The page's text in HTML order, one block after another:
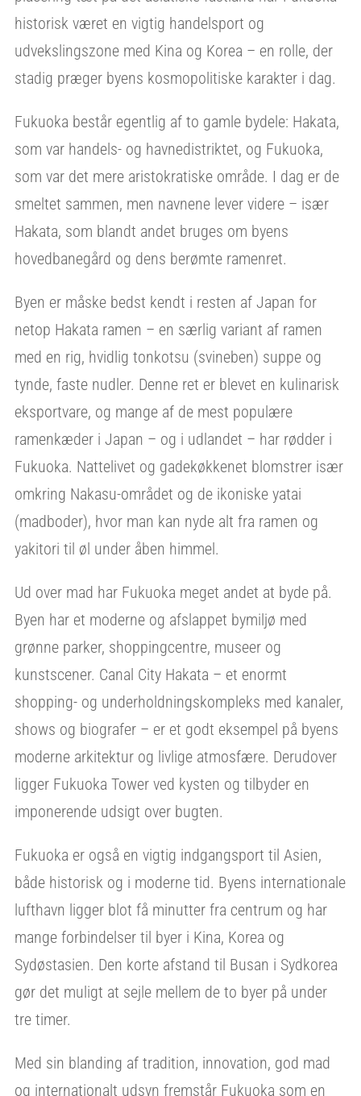
historisk været en vigtig handelsport og
udvekslingszone med Kina og Korea – en rolle, der
stadig præger byens kosmopolitiske karakter i dag.
Fukuoka består egentlig af to gamle bydele: Hakata,
som var handels- og havnedistriktet, og Fukuoka,
som var det mere aristokratiske område. I dag er de
smeltet sammen, men navnene lever videre – især
Hakata, som blandt andet bruges om byens
hovedbanegård og dens berømte ramenret.
Byen er måske bedst kendt i resten af Japan for
netop Hakata ramen – en særlig variant af ramen
med en rig, hvidlig tonkotsu (svineben) suppe og
tynde, faste nudler. Denne ret er blevet en kulinarisk
eksportvare, og mange af de mest populære
ramenkæder i Japan – og i udlandet – har rødder i
Fukuoka. Nattelivet og gadekøkkenet blomstrer især
omkring Nakasu-området og de ikoniske yatai
(madboder), hvor man kan nyde alt fra ramen og
yakitori til øl under åben himmel.
Ud over mad har Fukuoka meget andet at byde på.
Byen har et moderne og afslappet bymiljø med
grønne parker, shoppingcentre, museer og
kunstscener. Canal City Hakata – et enormt
shopping- og underholdningskompleks med kanaler,
shows og biografer – er et godt eksempel på byens
moderne arkitektur og livlige atmosfære. Derudover
ligger Fukuoka Tower ved kysten og tilbyder en
imponerende udsigt over bugten.
Fukuoka er også en vigtig indgangsport til Asien,
både historisk og i moderne tid. Byens internationale
lufthavn ligger blot få minutter fra centrum og har
mange forbindelser til byer i Kina, Korea og
Sydøstasien. Den korte afstand til Busan i Sydkorea
gør det muligt at sejle mellem de to byer på under
tre timer.
Med sin blanding af tradition, innovation, god mad
og internationalt udsyn fremstår Fukuoka som en